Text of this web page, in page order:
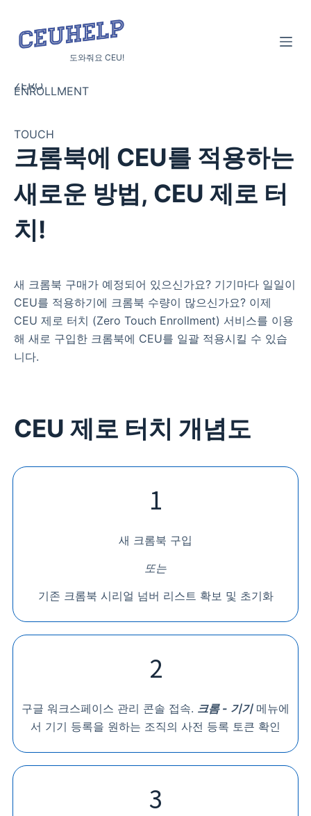
k
t
o
n
e
t
도와줘요 CEU!
ZERO
TOUCH
ENROLLMENT
크롬북에 CEU를 적용하는
새로운 방법, CEU 제로 터
치!
새 크롬북 구매가 예정되어 있으신가요? 기기마다 일일이
CEU를 적용하기에 크롬북 수량이 많으신가요? 이제
CEU 제로 터치 (Zero Touch Enrollment) 서비스를 이용
해 새로 구입한 크롬북에 CEU를 일괄 적용시킬 수 있습
니다.
CEU 제로 터치 개념도
1
새 크롬북 구입
또는
기존 크롬북 시리얼 넘버 리스트 확보 및 초기화
2
구글 워크스페이스 관리 콘솔 접속. 크롬 - 기기메뉴에
서 기기 등록을 원하는 조직의 사전 등록 토큰 확인
3